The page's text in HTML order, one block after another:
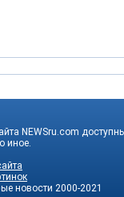
NEWSru.com
иное.
новости 2000-2021